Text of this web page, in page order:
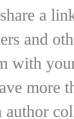
a
and
with
more